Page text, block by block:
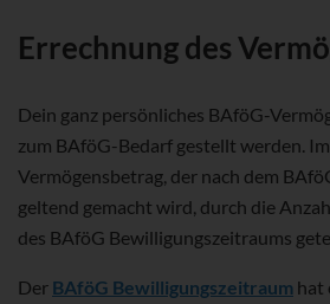
Errechnung des
Dein ganz persönliches BAföG-
zum BAföG-Bedarf gestellt werden.
Vermögensbetrag, der nach dem
geltend gemacht wird, durch die
des BAföG Bewilligungszeitraums
Der BAföG Bewilligungszeitraum hat